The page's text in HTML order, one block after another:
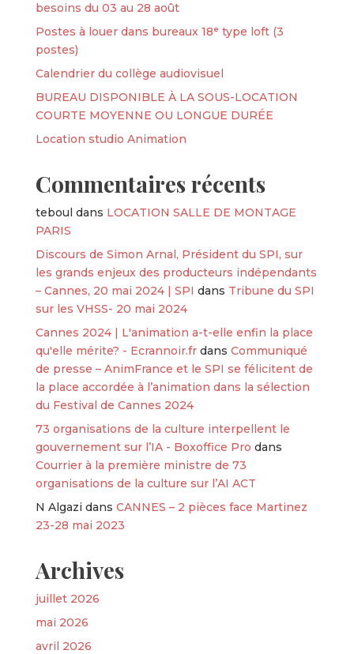
besoins du 03 au 28 août
Postes à louer dans bureaux 18ᵉ type loft (3
postes)
Calendrier du collège audiovisuel
BUREAU DISPONIBLE À LA SOUS-LOCATION
COURTE MOYENNE OU LONGUE DURÉE
Location studio Animation
Commentaires récents
teboul dans LOCATION SALLE DE MONTAGE
PARIS
Discours de Simon Arnal, Président du SPI, sur
les grands enjeux des producteurs indépendants
– Cannes, 20 mai 2024 | SPI dans Tribune du SPI
sur les VHSS- 20 mai 2024
Cannes 2024 | L'animation a-t-elle enfin la place
qu'elle mérite? - Ecrannoir.frdans Communiqué
de presse – AnimFrance et le SPI se félicitent de
la place accordée à l’animation dans la sélection
du Festival de Cannes 2024
73 organisations de la culture interpellent le
gouvernement sur l’IA - Boxoffice Pro dans
Courrier à la première ministre de 73
organisations de la culture sur l’AI ACT
N Algazi dans CANNES – 2 pièces face Martinez
23-28 mai 2023
Archives
juillet 2026
mai 2026
avril 2026